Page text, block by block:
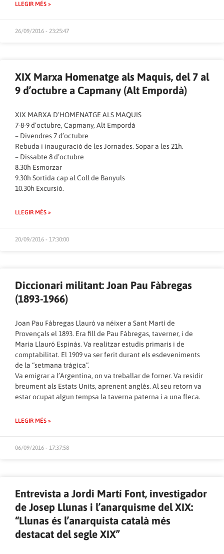
LLEGIR MÉS »
26/09/2016 - 23:25:47
XIX Marxa Homenatge als Maquis, del 7 al
9 d’octubre a Capmany (Alt Empordà)
XIX MARXA D’HOMENATGE ALS MAQUIS
7-8-9 d’octubre, Capmany, Alt Empordà
– Divendres 7 d’octubre
Rebuda i inauguració de les Jornades. Sopar a les 21h.
– Dissabte 8 d’octubre
8.30h Esmorzar
9.30h Sortida cap al Coll de Banyuls
10.30h Excursió.
LLEGIR MÉS »
20/09/2016 - 17:30:00
Diccionari militant: Joan Pau Fàbregas
(1893-1966)
Joan Pau Fàbregas Llauró va néixer a Sant Martí de
Provençals el 1893. Era fill de Pau Fàbregas, taverner, i de
Maria Llauró Espinàs. Va realitzar estudis primaris i de
comptabilitat. El 1909 va ser ferit durant els esdeveniments
de la “setmana tràgica”.
Va emigrar a l’Argentina, on va treballar de forner. Va residir
breument als Estats Units, aprenent anglès. Al seu retorn va
estar ocupat algun tempsa la taverna paterna i a una fleca.
LLEGIR MÉS »
06/09/2016 - 17:37:58
Entrevista a Jordi Martí Font, investigador
de Josep Llunas i l’anarquisme del XIX:
“Llunas és l’anarquista català més
destacat del segle XIX”